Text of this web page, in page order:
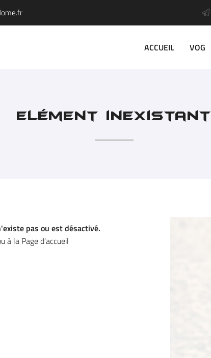
ACCUEIL VOG
formulaire
Elément inexistant
pas ou est désactivé.
à la Page d'accueil